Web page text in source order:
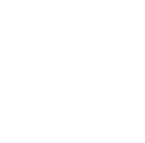
social. La
startups a
Atlántico-